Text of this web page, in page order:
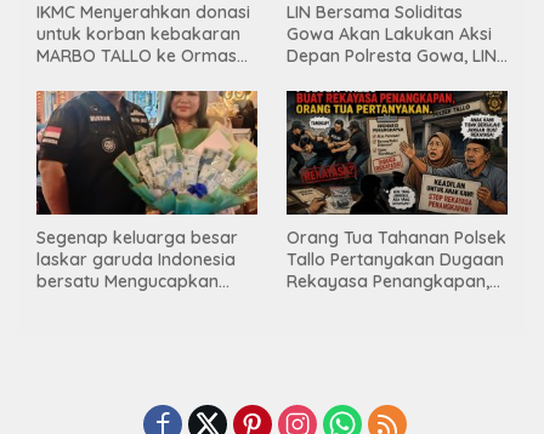
IKMC Menyerahkan donasi
untuk korban kebakaran
MARBO TALLO ke Ormas
INDONESIA BERSATU
LIN Bersama Soliditas
Gowa Akan Lakukan Aksi
Depan Polresta Gowa, LIN
Ge’eran Nama
Lembaganya Di Catut
Segenap keluarga besar
laskar garuda Indonesia
bersatu Mengucapkan
Orang Tua Tahanan Polsek
Tallo Pertanyakan Dugaan
Rekayasa Penangkapan,